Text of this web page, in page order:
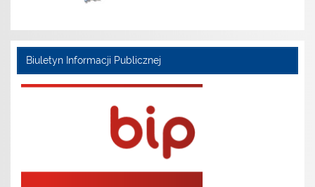
Biuletyn Informacji Publicznej